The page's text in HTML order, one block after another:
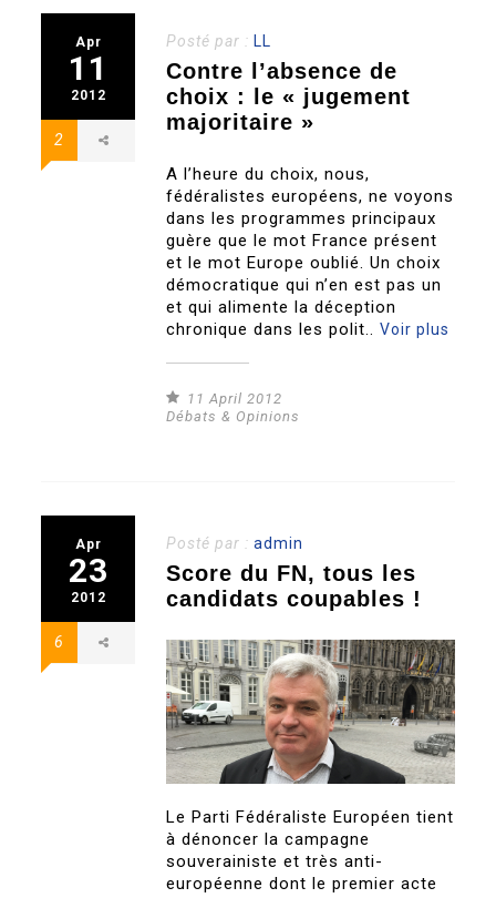
Apr
11
2012
2
Posté par : LL
Contre l’absence de
choix : le « jugement
majoritaire »
A l’heure du choix, nous,
fédéralistes européens, ne voyons
dans les programmes principaux
guère que le mot France présent
et le mot Europe oublié. Un choix
démocratique qui n’en est pas un
et qui alimente la déception
chronique dans les polit..Voir plus
11 April 2012
Débats & Opinions
Apr
23
2012
6
Posté par :admin
Score du FN, tous les
candidats coupables !
Le Parti Fédéraliste Européen tient
à dénoncer la campagne
souverainiste et très anti-
européenne dont le premier acte